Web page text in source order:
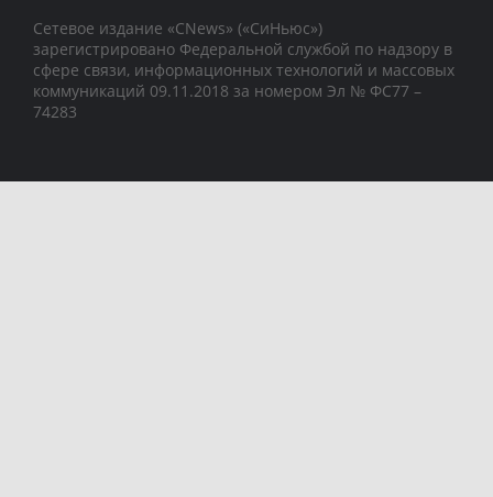
Сетевое издание «CNews» («СиНьюс»)
зарегистрировано Федеральной службой по надзору в
сфере связи, информационных технологий и массовых
коммуникаций 09.11.2018 за номером Эл № ФС77 –
74283